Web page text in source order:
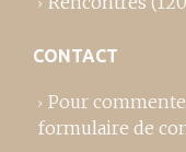
CONTACT
Pour
formulaire de